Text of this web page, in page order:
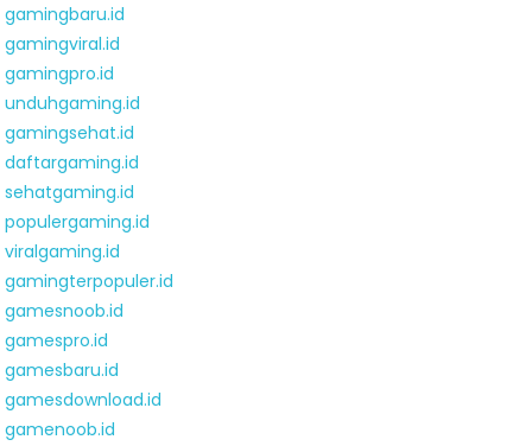
gamingbaru.id
gamingviral.id
gamingpro.id
unduhgaming.id
gamingsehat.id
daftargaming.id
sehatgaming.id
populergaming.id
viralgaming.id
gamingterpopuler.id
gamesnoob.id
gamespro.id
gamesbaru.id
gamesdownload.id
gamenoob.id